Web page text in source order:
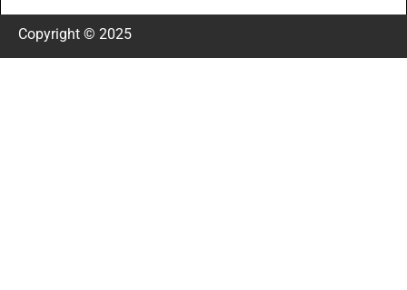
Copyright © 2025